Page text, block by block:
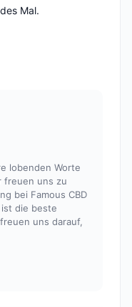
Mal.
lobenden Worte
freuen uns zu
bei Famous CBD
die beste
uns darauf,